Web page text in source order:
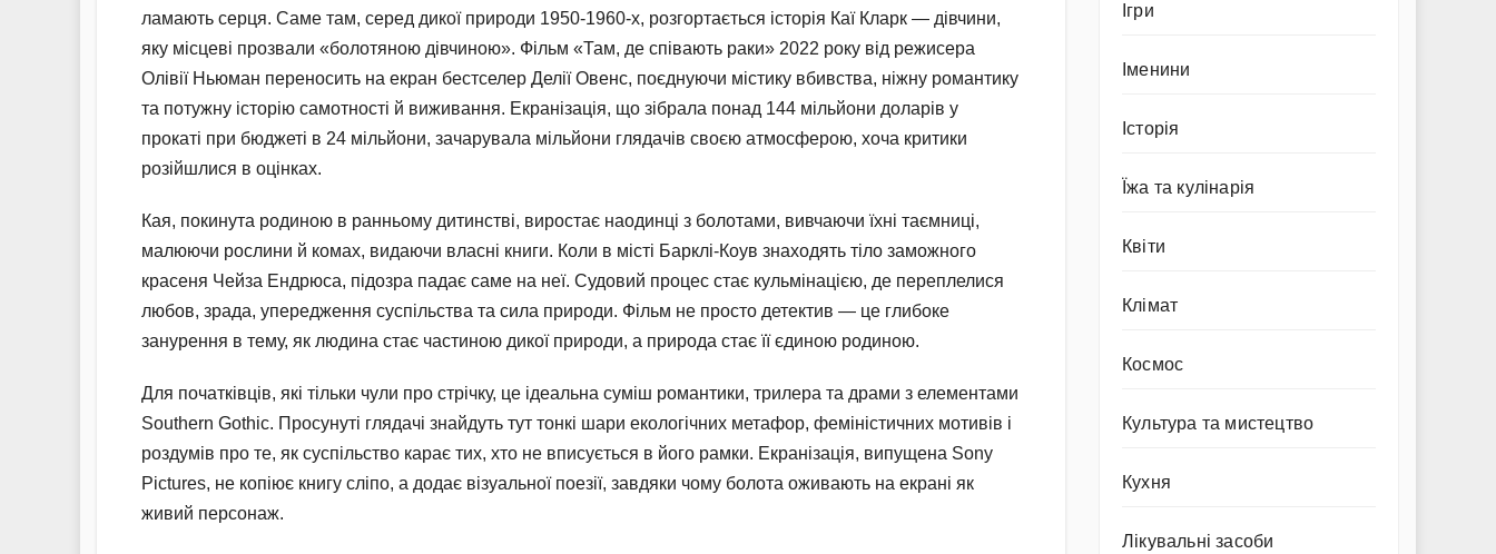
ламають серця. Саме там, серед дикої природи 1950-1960-х, розгортається історія Каї Кларк — дівчини,
яку місцеві прозвали «болотяною дівчиною». Фільм «Там, де співають раки» 2022 року від режисера
Олівії Ньюман переносить на екран бестселер Делії Овенс, поєднуючи містику вбивства, ніжну романтику
та потужну історію самотності й виживання. Екранізація, що зібрала понад 144 мільйони доларів у
прокаті при бюджеті в 24 мільйони, зачарувала мільйони глядачів своєю атмосферою, хоча критики
розійшлися в оцінках.
Кая, покинута родиною в ранньому дитинстві, виростає наодинці з болотами, вивчаючи їхні таємниці,
малюючи рослини й комах, видаючи власні книги. Коли в місті Барклі-Коув знаходять тіло заможного
красеня Чейза Ендрюса, підозра падає саме на неї. Судовий процес стає кульмінацією, де переплелися
любов, зрада, упередження суспільства та сила природи. Фільм не просто детектив — це глибоке
занурення в тему, як людина стає частиною дикої природи, а природа стає її єдиною родиною.
Для початківців, які тільки чули про стрічку, це ідеальна суміш романтики, трилера та драми з елементами
Southern Gothic. Просунуті глядачі знайдуть тут тонкі шари екологічних метафор, феміністичних мотивів і
роздумів про те, як суспільство карає тих, хто не вписується в його рамки. Екранізація, випущена Sony
Pictures, не копіює книгу сліпо, а додає візуальної поезії, завдяки чому болота оживають на екрані як
живий персонаж.
Ігри
Іменини
Історія
Їжа та кулінарія
Квіти
Клімат
Космос
Культура та мистецтво
Кухня
Лікувальні засоби